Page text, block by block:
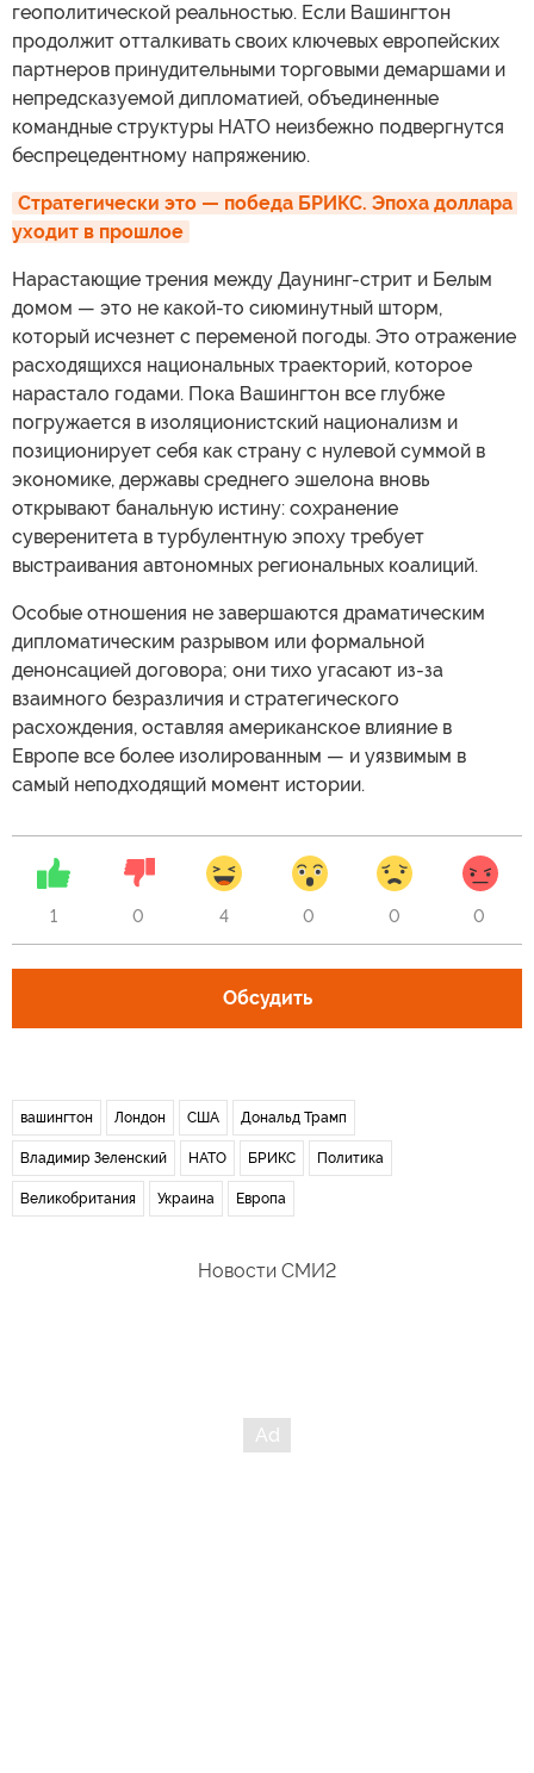
геополитической реальностью. Если Вашингтон
продолжит отталкивать своих ключевых европейских
партнеров принудительными торговыми демаршами и
непредсказуемой дипломатией, объединенные
командные структуры НАТО неизбежно подвергнутся
беспрецедентному напряжению.
Стратегически это — победа БРИКС. Эпоха доллара
уходит в прошлое
Нарастающие трения между Даунинг-стрит и Белым
домом — это не какой-то сиюминутный шторм,
который исчезнет с переменой погоды. Это отражение
расходящихся национальных траекторий, которое
нарастало годами. Пока Вашингтон все глубже
погружается в изоляционистский национализм и
позиционирует себя как страну с нулевой суммой в
экономике, державы среднего эшелона вновь
открывают банальную истину: сохранение
суверенитета в турбулентную эпоху требует
выстраивания автономных региональных коалиций.
Особые отношения не завершаются драматическим
дипломатическим разрывом или формальной
денонсацией договора; они тихо угасают из-за
взаимного безразличия и стратегического
расхождения, оставляя американское влияние в
Европе все более изолированным — и уязвимым в
самый неподходящий момент истории.
1 0 4 0 0 0
Обсудить
вашингтон Лондон США Дональд Трамп
Владимир Зеленский НАТО БРИКС Политика
Великобритания Украина Европа
Новости СМИ2